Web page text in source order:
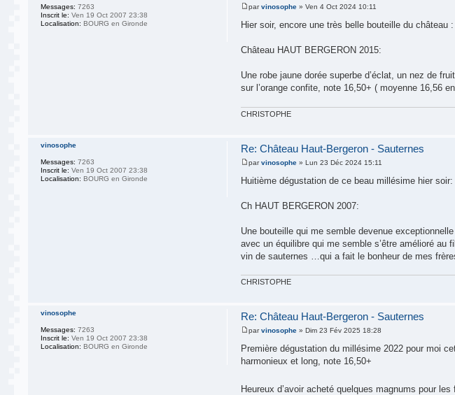
parvinosophe» Ven 4 Oct 2024 10:11
Hier soir, encore une très belle bouteille du château :
Château HAUT BERGERON 2015:
Une robe jaune dorée superbe d’éclat, un nez de
sur l’orange confite, note 16,50+ ( moyenne 16,56
CHRISTOPHE
Messages: 7263
Inscrit le: Ven 19 Oct 2007 23:38
Localisation: BOURG en Gironde
Re: Château Haut-Bergeron - Sauternes
parvinosophe» Lun 23 Déc 2024 15:11
Huitième dégustation de ce beau millésime hier soir:
Ch HAUT BERGERON 2007:
Une bouteille qui me semble devenue
avec un équilibre qui me semble s’être amélioré
vin de sauternes …qui a fait le bonheur de mes
CHRISTOPHE
vinosophe
Messages: 7263
Inscrit le: Ven 19 Oct 2007 23:38
Localisation: BOURG en Gironde
Re: Château Haut-Bergeron - Sauternes
parvinosophe» Dim 23 Fév 2025 18:28
Première dégustation du millésime 2022 pour moi
harmonieux et long, note 16,50+
Heureux d’avoir acheté quelques magnums pour
vinosophe
Messages: 7263
Inscrit le: Ven 19 Oct 2007 23:38
Localisation: BOURG en Gironde